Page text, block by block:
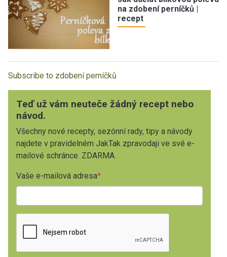
na zdobení perníčků |
recept
Subscribe to zdobení perníčků
Teď už vám neuteče žádný recept nebo
návod.
Všechny nové recepty, sezónní rady, tipy a návody
najdete v pravidelném JakTak zpravodaji ve své e-
mailové schránce. ZDARMA.
Vaše e-mailová adresa